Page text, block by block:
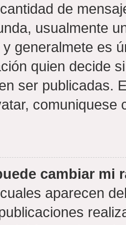
de
usualmente
generalmete es
quien decide
ser publicadas.
comuniquese
cambiar mi
aparecen